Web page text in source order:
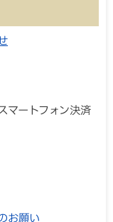
マートフォン決済
お願い